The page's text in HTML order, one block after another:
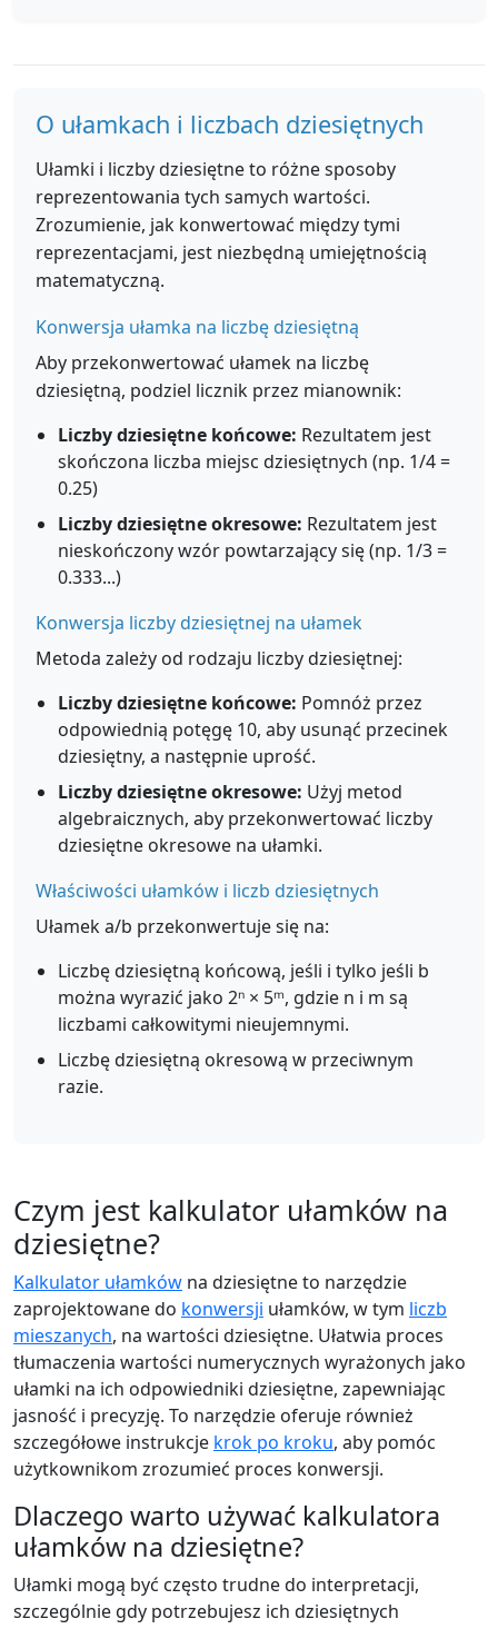
O ułamkach i liczbach dziesiętnych
Ułamki i liczby dziesiętne to różne sposoby
reprezentowania tych samych wartości.
Zrozumienie, jak konwertować między tymi
reprezentacjami, jest niezbędną umiejętnością
matematyczną.
Konwersja ułamka na liczbę dziesiętną
Aby przekonwertować ułamek na liczbę
dziesiętną, podziel licznik przez mianownik:
Liczby dziesiętne końcowe: Rezultatem jest
skończona liczba miejsc dziesiętnych (np. 1/4 =
0.25)
Liczby dziesiętne okresowe: Rezultatem jest
nieskończony wzór powtarzający się (np. 1/3 =
0.333...)
Konwersja liczby dziesiętnej na ułamek
Metoda zależy od rodzaju liczby dziesiętnej:
Liczby dziesiętne końcowe: Pomnóż przez
odpowiednią potęgę 10, aby usunąć przecinek
dziesiętny, a następnie uprość.
Liczby dziesiętne okresowe: Użyj metod
algebraicznych, aby przekonwertować liczby
dziesiętne okresowe na ułamki.
Właściwości ułamków i liczb dziesiętnych
Ułamek a/b przekonwertuje się na:
Liczbę dziesiętną końcową, jeśli i tylko jeśli b
można wyrazić jako 2ⁿ × 5ᵐ, gdzie n i m są
liczbami całkowitymi nieujemnymi.
Liczbę dziesiętną okresową w przeciwnym
razie.
Czym jest kalkulator ułamków na
dziesiętne?
Kalkulator ułamków na dziesiętne to narzędzie
zaprojektowane do konwersji ułamków, w tym liczb
mieszanych, na wartości dziesiętne. Ułatwia proces
tłumaczenia wartości numerycznych wyrażonych jako
ułamki na ich odpowiedniki dziesiętne, zapewniając
jasność i precyzję. To narzędzie oferuje również
szczegółowe instrukcje krok po kroku, aby pomóc
użytkownikom zrozumieć proces konwersji.
Dlaczego warto używać kalkulatora
ułamków na dziesiętne?
Ułamki mogą być często trudne do interpretacji,
szczególnie gdy potrzebujesz ich dziesiętnych